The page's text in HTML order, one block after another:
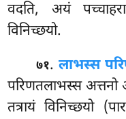
वदति, अयं
विनिच्छयो.
७१. लाभस्स
परिणतलाभस्स अत्तनो
तत्रायं विनिच्छयो